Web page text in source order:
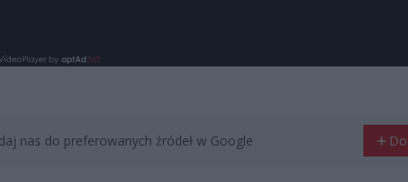
nas do preferowanych źródeł w Google